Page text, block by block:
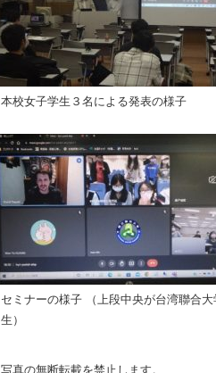
本校女子学生３名による発表の様子
セミナーの様子 （上段中央が台湾聯合
生）
写真の無断転載を禁止します。